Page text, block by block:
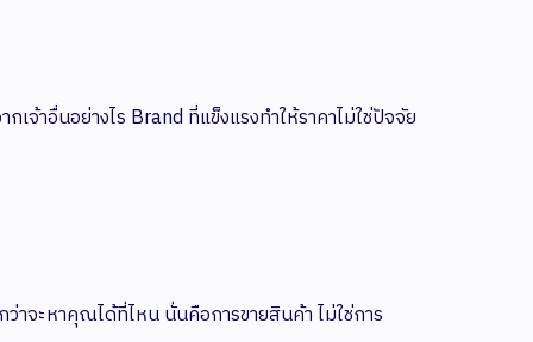
จ้าอื่นอย่างไร Brand ที่แข็งแรงทำให้ราคาไม่ใช่ปัจจัย
าจะหาคุณได้ที่ไหน นั่นคือการขายสินค้า ไม่ใช่การ